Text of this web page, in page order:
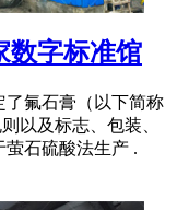
数字标准馆
了氟石膏（以下简称
以及标志、包装、
石硫酸法生产 .